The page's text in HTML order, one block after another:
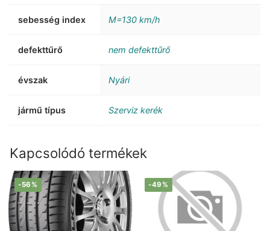
sebesség index M=130 km/h
defekttűrő nem defekttűrő
évszak Nyári
jármű típus Szerviz kerék
Kapcsolódó termékek
-56% -49%